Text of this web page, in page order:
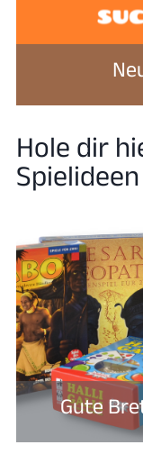
Hole dir
Spielideen
Gute